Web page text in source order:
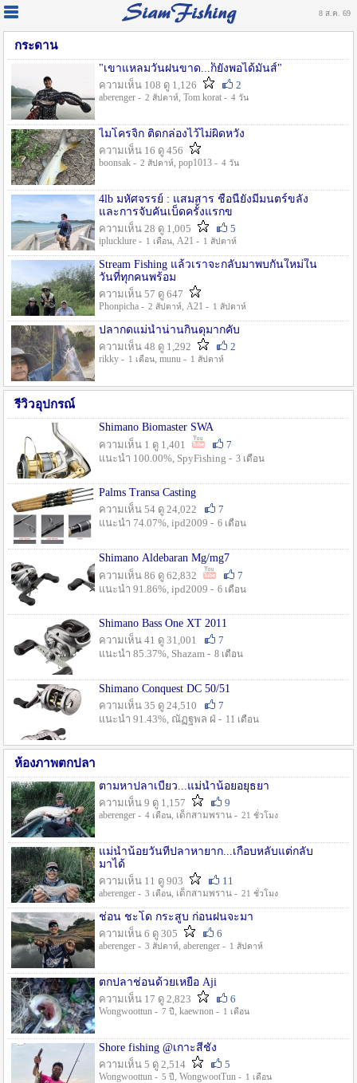
8 ส.ค. 69
กระดาน
"เขาแหลมวันฝนขาด...ก็ยังพอได้มันส์"
ความเห็น 108 ดู 1,126
2
aberenger - 2 สัปดาห์, Tom korat - 4 วัน
ไมโครจิ้ก ติดกล่องไว้ไม่ผิดหวัง
ความเห็น 16 ดู 456
boonsak - 2 สัปดาห์, pop1013 - 4 วัน
4lb มหัศจรรย์ : แสมสาร ชื่อนี้ยังมีมนตร์ขลัง
และการจับคันเบ็ดครั้งแรกข
ความเห็น 28 ดู 1,005
5
iplucklure - 1 เดือน, A21 - 1 สัปดาห์
Stream Fishing แล้วเราจะกลับมาพบกันใหม่ใน
วันที่ทุกคนพร้อม
ความเห็น 57 ดู 647
Phonpicha - 2 สัปดาห์, A21 - 1 สัปดาห์
ปลากดแม่น้ำน่านกินดุมากคับ
ความเห็น 48 ดู 1,292
2
rikky - 1 เดือน, munu - 1 สัปดาห์
รีวิวอุปกรณ์
Shimano Biomaster SWA
ความเห็น 1 ดู 1,401
7
แนะนำ 100.00%, SpyFishing - 3 เดือน
Palms Transa Casting
ความเห็น 54 ดู 24,022
7
แนะนำ 74.07%, ipd2009 - 6 เดือน
Shimano Aldebaran Mg/mg7
ความเห็น 86 ดู 62,832
7
แนะนำ 91.86%, ipd2009 - 6 เดือน
Shimano Bass One XT 2011
ความเห็น 41 ดู 31,001
7
แนะนำ 85.37%, Shazam - 8 เดือน
Shimano Conquest DC 50/51
ความเห็น 35 ดู 24,510
7
แนะนำ 91.43%, ณัฏฐพล ฝ่ - 11 เดือน
ห้องภาพตกปลา
ตามหาปลาเบี้ยว...แม่น้ำน้อยอยุธยา
ความเห็น 9 ดู 1,157
9
aberenger - 4 เดือน, เด็กสามพราน - 21 ชั่วโมง
แม่น้ำน้อยวันที่ปลาหายาก...เกือบหลับแต่กลับ
มาได้
ความเห็น 11 ดู 903
11
aberenger - 3 เดือน, เด็กสามพราน - 21 ชั่วโมง
ช่อน ชะโด กระสูบ ก่อนฝนจะมา
ความเห็น 6 ดู 305
6
aberenger - 3 สัปดาห์, aberenger - 1 สัปดาห์
ตกปลาช่อนด้วยเหยื่อ Aji
ความเห็น 17 ดู 2,823
6
Wongwoottun - 7 ปี , kaewnon - 1 เดือน
Shore fishing @เกาะสีชัง
ความเห็น 5 ดู 2,514
5
Wongwoottun - 5 ปี , WongwootTun - 1 เดือน